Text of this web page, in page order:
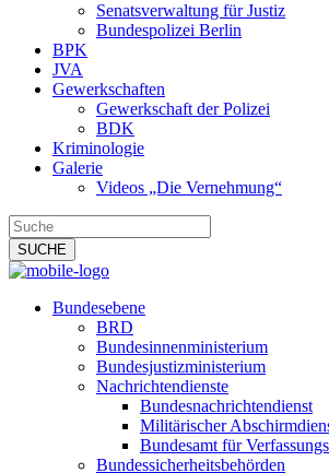
Senatsverwaltung für Justiz
Bundespolizei Berlin
BPK
JVA
Gewerkschaften
Gewerkschaft der Polizei
BDK
Kriminologie
Galerie
Videos „Die Vernehmung“
Bundesebene
BRD
Bundesinnenministerium
Bundesjustizministerium
Nachrichtendienste
Bundesnachrichtendienst
Militärischer
Bundesamt für
Bundessicherheitsbehörden